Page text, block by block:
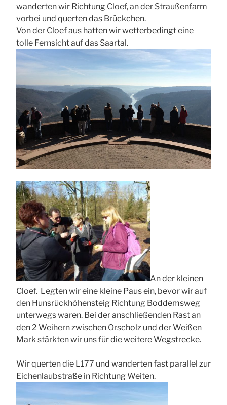
wanderten wir Richtung Cloef, an der Straußenfarm
vorbei und querten das Brückchen.
Von der Cloef aus hatten wir wetterbedingt eine
tolle Fernsicht auf das Saartal.
An der kleinen
Cloef. Legten wir eine kleine Paus ein, bevor wir auf
den Hunsrückhöhensteig Richtung Boddemsweg
unterwegs waren. Bei der anschließenden Rast an
den 2 Weihern zwischen Orscholz und der Weißen
Mark stärkten wir uns für die weitere Wegstrecke.
Wir querten die L177 und wanderten fast parallel zur
Eichenlaubstraße in Richtung Weiten.